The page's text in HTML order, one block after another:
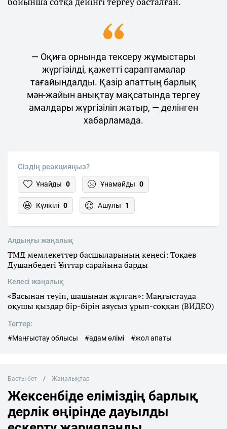
— Оқиға орнында тексеру жұмыстары
жүргізілді, қажетті сараптамалар
тағайындалды. Қазір апаттың барлық
мән-жайын анықтау мақсатында тергеу
амалдары жүргізіліп жатыр, — делінген
хабарламада.
Сіздің реакцияңыз?
Ұнайды 0 Ұнамайды 0
Күлкілі 0 Ашулы 1
Алдыңғы жаңалық
ТМД мемлекеттер басшыларының кеңесі: Тоқаев
Душанбедегі Ұлттар сарайына барды
Келесі жаңалық
«Басынан теуіп, шашынан жұлған»: Маңғыстауда
оқушы қыздар бір-бірін аяусыз ұрып-соққан (ВИДЕО)
Тегтер:
#Маңғыстау облысы #адам өлімі #жол апаты
Басты бет Жаңалықтар
Жексенбіде еліміздің барлық
дерлік өңірінде дауылды